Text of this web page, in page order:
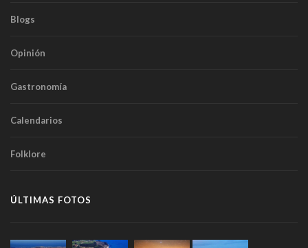
Blogs
Opinión
Gastronomía
Calendarios
Folklore
ÚLTIMAS FOTOS